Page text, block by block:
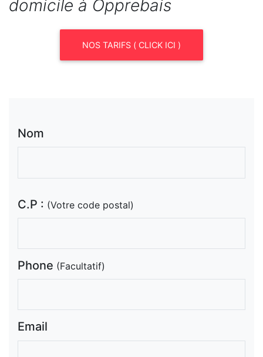
domicile à Opprebais
NOS TARIFS ( CLICK ICI )
Nom
C.P : (Votre code postal)
Phone (Facultatif)
Email